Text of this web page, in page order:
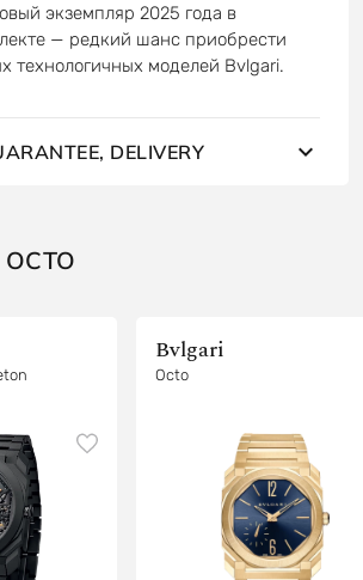
экземпляр 2025 года в
— редкий шанс приобрести
технологичных моделей Bvlgari.
DELIVERY
Bvlgari
Octo